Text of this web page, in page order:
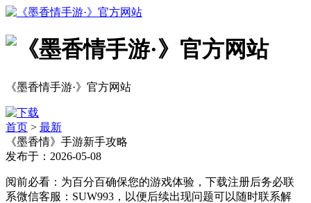
《墨香情手游·》官方网站
首页 > 最新
《墨香情》手游新手攻略
发布于：2026-05-08
阅前必看：为百分百确保您的游戏体验，下载注册后务必联
系微信客服：SUW993，以便后续出现问题可以随时联系解